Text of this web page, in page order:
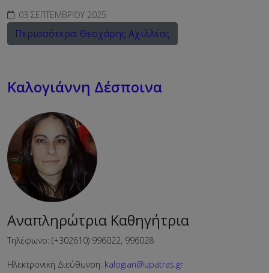
03 ΣΕΠΤΕΜΒΡΊΟΥ 2025
Περισσότερα: Θεοχάρης Αχιλλέας
Καλογιάννη Δέσποινα
Αναπληρώτρια Καθηγήτρια
Τηλέφωνο: (+302610) 996022, 996028
Ηλεκτρονική Διεύθυνση: kalogian@upatras.gr